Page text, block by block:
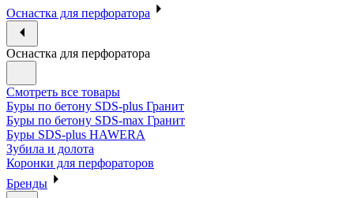
Оснастка для перфоратора
Оснастка для перфоратора
Смотреть все товары
Буры по бетону SDS-plus Гранит
Буры по бетону SDS-max Гранит
Буры SDS-plus HAWERA
Зубила и долота
Коронки для перфораторов
Бренды